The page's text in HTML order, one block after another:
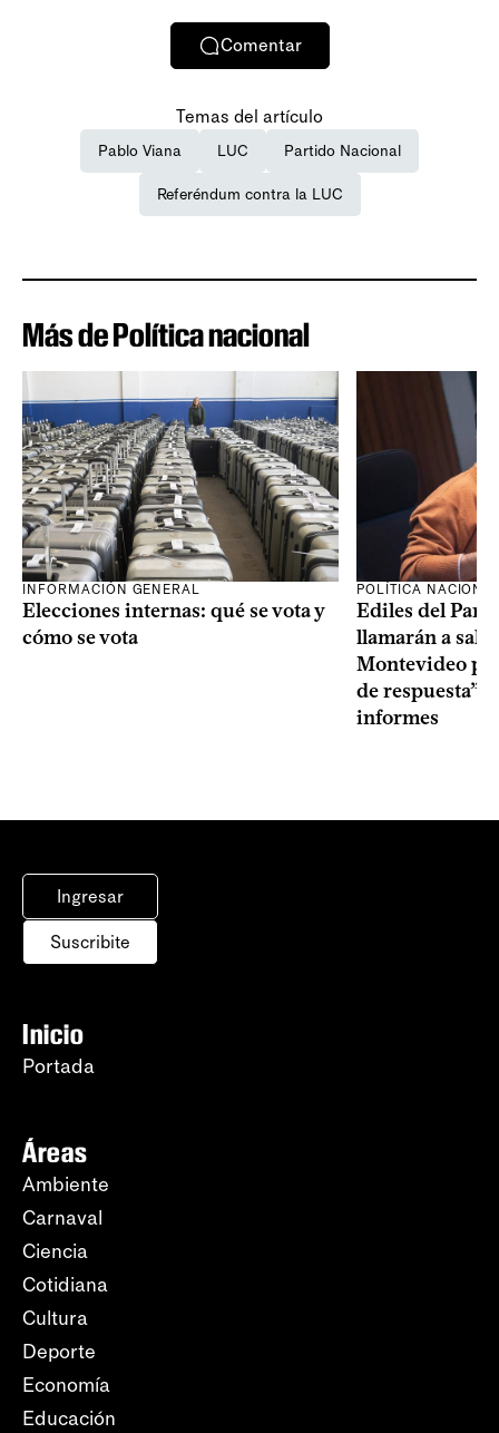
Comentar
Temas del artículo
Pablo Viana LUC Partido Nacional
Referéndum contra la LUC
Más de Política nacional
INFORMACIÓN GENERAL
Elecciones internas: qué se vota y
cómo se vota
POLÍTICA
Ediles del
llamarán a sala
Montevideo
de respuesta”
informes
Ingresar
Suscribite
Inicio
Portada
Áreas
Ambiente
Carnaval
Ciencia
Cotidiana
Cultura
Deporte
Economía
Educación